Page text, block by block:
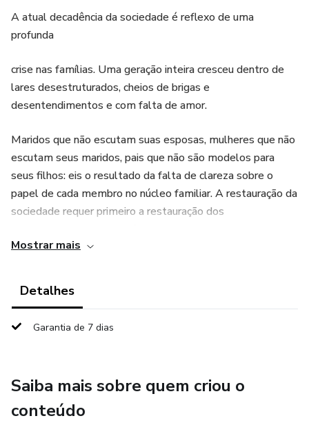
A atual decadência da sociedade é reflexo de uma
profunda
crise nas famílias. Uma geração inteira cresceu dentro de
lares desestruturados, cheios de brigas e
desentendimentos e com falta de amor.
Maridos que não escutam suas esposas, mulheres que não
escutam seus maridos, pais que não são modelos para
seus filhos: eis o resultado da falta de clareza sobre o
papel de cada membro no núcleo familiar. A restauração da
sociedade requer primeiro a restauração dos
precisa seguir o caminho sinuoso que a maioria das famílias
e com os seus filhos é o primeiro passo rumo à paz na sua
formação de pessoas íntegras. Para te ajudar nesta nobre
Mostrar mais
Detalhes
Garantia de 7 dias
Saiba mais sobre quem criou o
conteúdo